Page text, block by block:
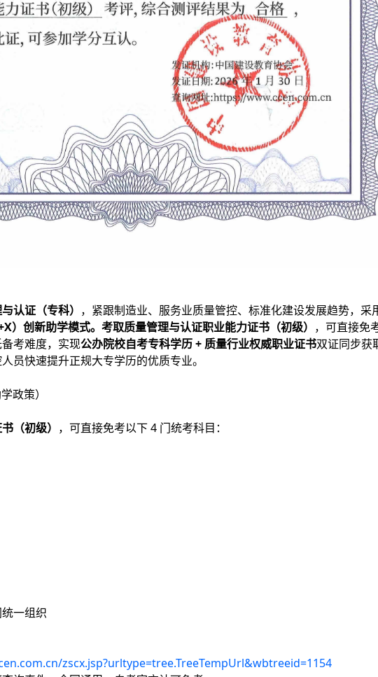
认证（专科） ，紧跟制造业、服务业质量管控、标准化建设发展趋势，采
） 创新助学模式。考取质量管理与认证职业能力证书（初级） ，可直接免
考难度，实现公办院校自考专科学历 + 质量行业权威职业证书双证同步获
员快速提升正规大专学历的优质专业。
政策）
（初级） ，可直接免考以下 4 门统考科目：
一组织
zscx.jsp?urltype=tree.TreeTempUrl&wbtreeid=1154